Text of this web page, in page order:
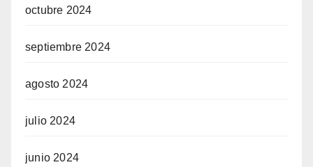
octubre 2024
septiembre 2024
agosto 2024
julio 2024
junio 2024